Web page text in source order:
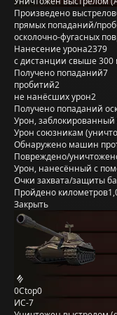
Произведено выстрелов
прямых попаданий/
осколочно-фугасных
Нанесение урона2379
с дистанции свыше 300
Получено попаданий7
пробитий2
не нанёсших урон2
Получено попаданий
Урон, заблокированный
Урон союзникам
Обнаружено машин
Повреждено/
Урон, нанесённый с
Очки захвата/защиты
Пройдено километров
Закрыть
0Ctop0
ИС-7